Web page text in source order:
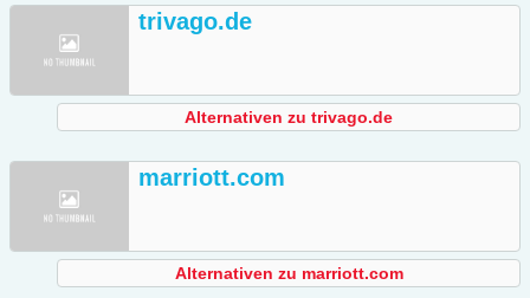
trivago.de
Alternativen zu trivago.de
marriott.com
Alternativen zu marriott.com